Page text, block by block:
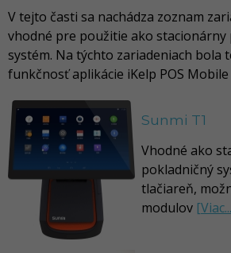
V tejto časti sa nachádza zoznam
vhodné pre použitie ako stacionárny
systém. Na týchto zariadeniach bola
funkčnosť aplikácie iKelp POS
Sunmi T1
Vhodné ako
pokladničný
tlačiareň,
modulov